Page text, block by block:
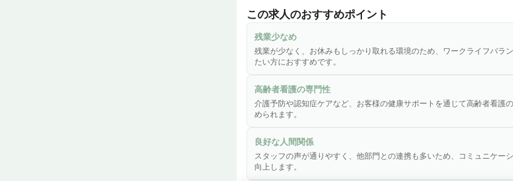
いします。お任せするのは、健康状態を確認や薬の管理など。
残業が少なく、お休みもしっかり取れる環境で心と時間に余裕の
できますよ◎
また、介護予防や認知症ケアはもちろん、多彩なイベントやレク
を通じてお客様と交流を深めていけるのも特徴の一つ。
職場においては、スタッフの声が通りやすいほか他部門の看護職
合うことが多いため、高いコミュニケーション能力も身につきま
この求人のおすすめポイント
残業少なめ
残業が少なく、お休みもしっかり取れる環境のため、ワークライフバラ
たい方におすすめです。
高齢者看護の専門性
介護予防や認知症ケアなど、お客様の健康サポートを通じて高齢者看護
められます。
良好な人間関係
スタッフの声が通りやすく、他部門との連携も多いため、コミュニケー
向上します。